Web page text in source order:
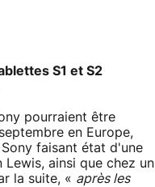
S1 et S2
pourraient être
en Europe,
faisant état d'une
ainsi que chez un
la suite, « après les